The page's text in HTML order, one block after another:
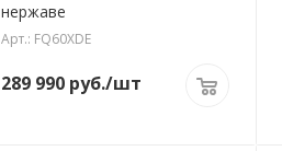
нержаве
Арт.: FQ60XDE
289 990 руб./шт